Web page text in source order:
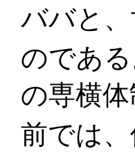
ババと
のであ
の専横
前では